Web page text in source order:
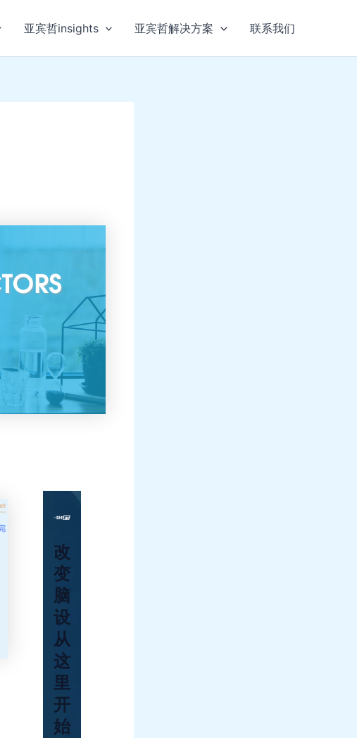
亚宾哲insights 亚宾哲解决方案 联系我们
改
变
脑
设
从
这
里
开
始